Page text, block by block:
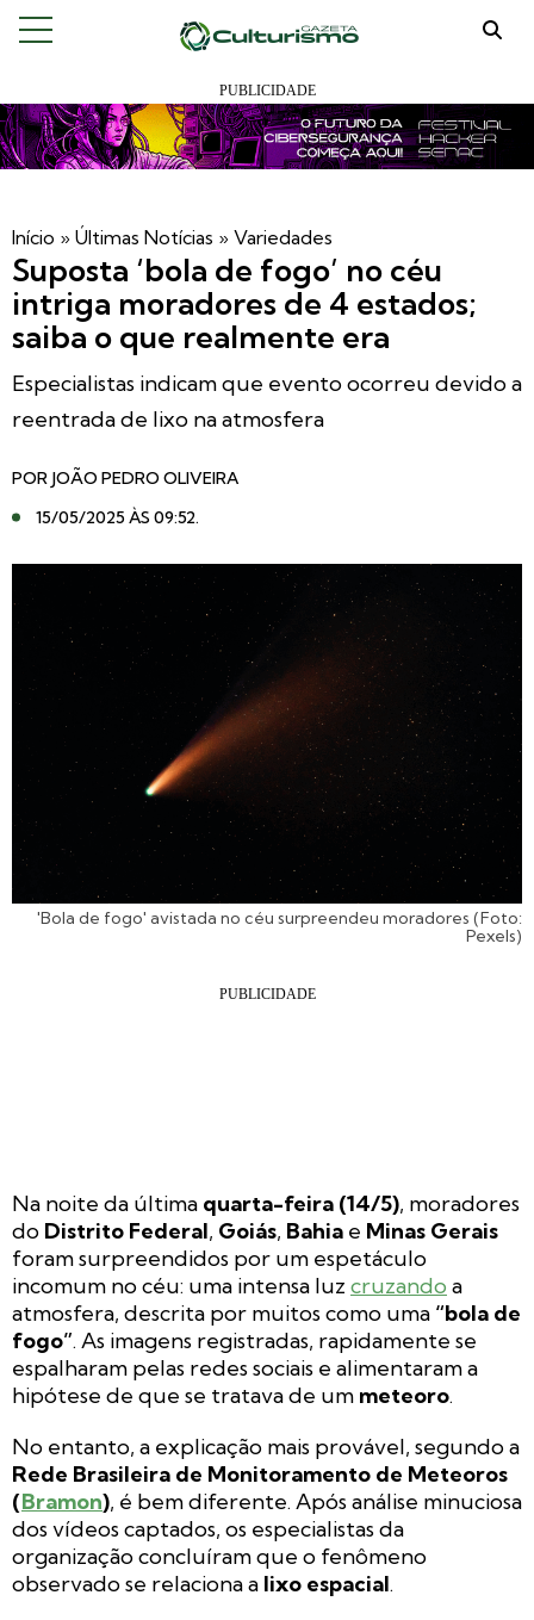
Início » Últimas Notícias » Variedades
Suposta ‘bola de fogo’ no céu
intriga moradores de 4 estados;
saiba o que realmente era
Especialistas indicam que evento ocorreu devido a
reentrada de lixo na atmosfera
POR JOÃO PEDRO OLIVEIRA
15/05/2025 ÀS 09:52.
'Bola de fogo' avistada no céu surpreendeu moradores (Foto:
Pexels)
Na noite da última quarta-feira (14/5), moradores
do Distrito Federal, Goiás, Bahia e Minas Gerais
foram surpreendidos por um espetáculo
incomum no céu: uma intensa luz cruzando a
atmosfera, descrita por muitos como uma “bola de
fogo”. As imagens registradas, rapidamente se
espalharam pelas redes sociais e alimentaram a
hipótese de que se tratava de um meteoro.
No entanto, a explicação mais provável, segundo a
Rede Brasileira de Monitoramento de Meteoros
(Bramon), é bem diferente. Após análise minuciosa
dos vídeos captados, os especialistas da
organização concluíram que o fenômeno
observado se relaciona a lixo espacial.